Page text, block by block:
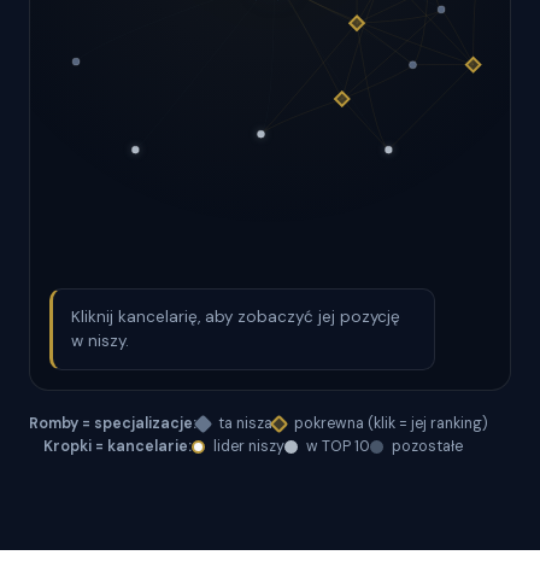
Kliknij kancelarię, aby zobaczyć jej pozycję
w niszy.
Romby = specjalizacje: ta nisza
pokrewna (klik = jej ranking)
Kropki = kancelarie:
lider niszy w TOP 10 pozostałe